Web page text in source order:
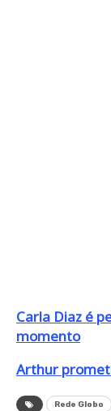
Carla Diaz é
momento
Arthur
Rede Globo